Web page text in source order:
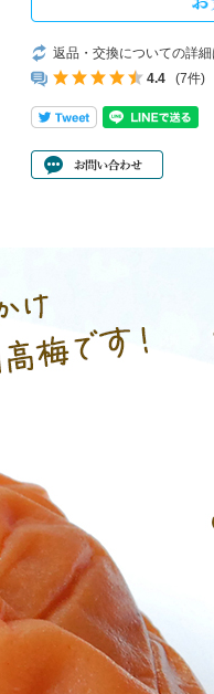
返品・交換についての詳
4.4
(7件)